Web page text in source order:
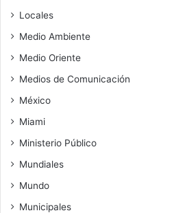
Locales
Medio Ambiente
Medio Oriente
Medios de Comunicación
México
Miami
Ministerio Público
Mundiales
Mundo
Municipales